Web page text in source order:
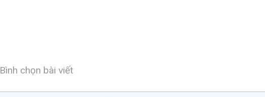
Bình chọn bài viết